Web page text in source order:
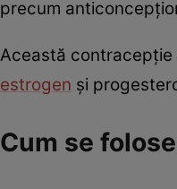
precum
Această contracepţie
estrogen şi
Cum se